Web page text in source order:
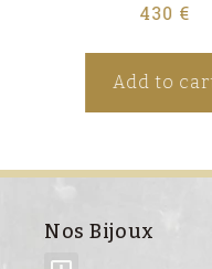
430€
Add to cart
Nos Bijoux